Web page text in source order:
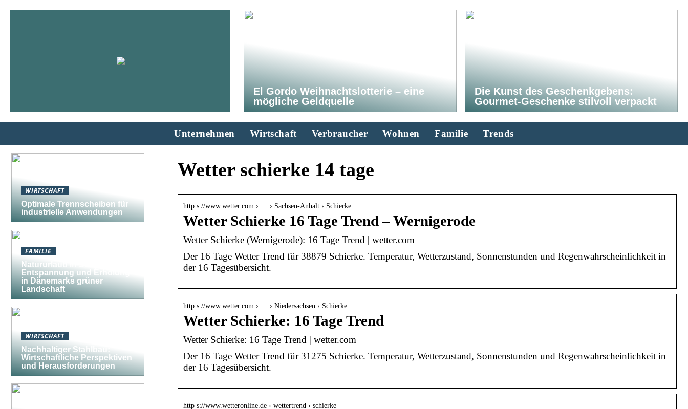
El Gordo Weihnachtslotterie – eine
mögliche Geldquelle
Die Kunst des Geschenkgebens:
Gourmet-Geschenke stilvoll verpackt
Unternehmen Wirtschaft Verbraucher Wohnen Familie Trends
Wetter schierke 14 tage
http s://www.wetter.com › … › Sachsen-Anhalt › Schierke
Wetter Schierke 16 Tage Trend – Wernigerode
Wetter Schierke (Wernigerode): 16 Tage Trend | wetter.com
Der 16 Tage Wetter Trend für 38879 Schierke. Temperatur, Wetterzustand, Sonnenstunden und Regenwahrscheinlichkeit in
der 16 Tagesübersicht.
http s://www.wetter.com › … › Niedersachsen › Schierke
Wetter Schierke: 16 Tage Trend
Wetter Schierke: 16 Tage Trend | wetter.com
Der 16 Tage Wetter Trend für 31275 Schierke. Temperatur, Wetterzustand, Sonnenstunden und Regenwahrscheinlichkeit in
der 16 Tagesübersicht.
http s://www.wetteronline.de › wettertrend › schierke
WIRTSCHAFT
Optimale Trennscheiben für
industrielle Anwendungen
FAMILIE
Natururlaub in Südjütland:
Entspannung und Erholung
in Dänemarks grüner
Landschaft
WIRTSCHAFT
Nachhaltiger Stahlbau:
Wirtschaftliche Perspektiven
und Herausforderungen